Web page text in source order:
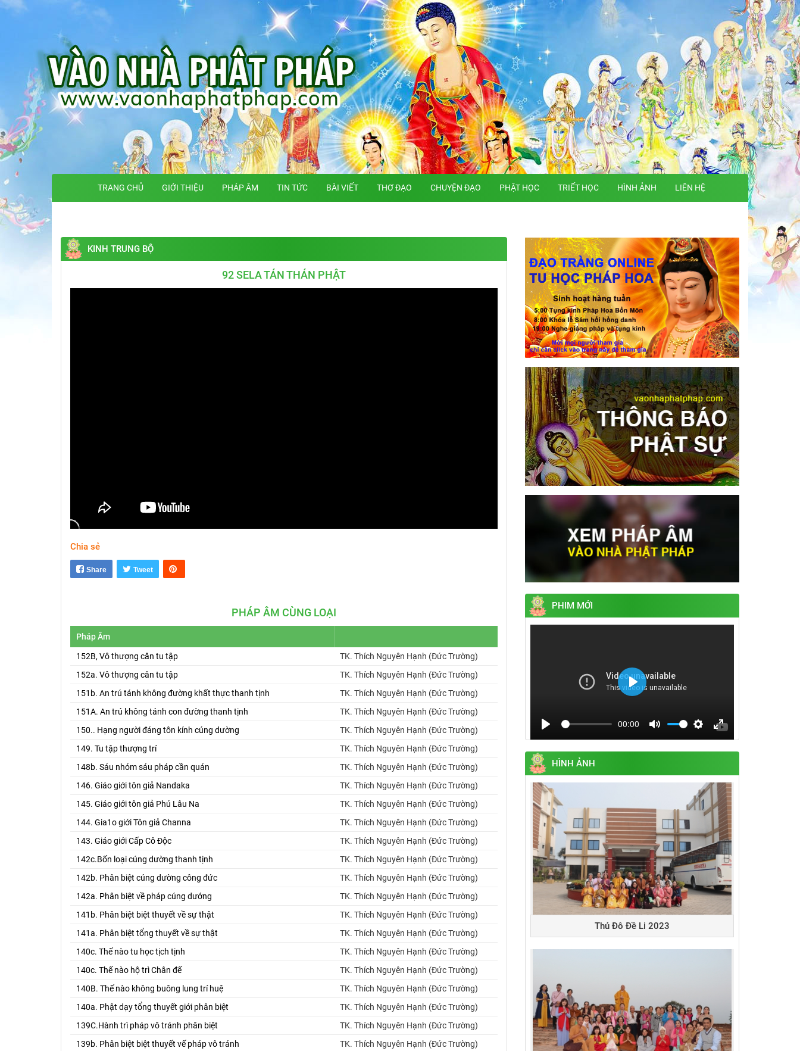
TRANG CHỦ GIỚI THIỆU PHÁP ÂM TIN TỨC BÀI VIẾT THƠ ĐẠO CHUYỆN ĐẠO PHẬT HỌC TRIẾT HỌC HÌNH ẢNH LIÊN HỆ
KINH TRUNG BỘ
92 SELA TÁN THÁN PHẬT
Chia sẻ
Share Tweet
PHÁP ÂM CÙNG LOẠI
Pháp Âm
152B, Vô thượng căn tu tập
TK. Thích Nguyên Hạnh (Đức Trường)
152a. Vô thượng căn tu tập
TK. Thích Nguyên Hạnh (Đức Trường)
151b. An trú tánh không đường khất thực thanh tịnh
TK. Thích Nguyên Hạnh (Đức Trường)
151A. An trú không tánh con đường thanh tịnh
TK. Thích Nguyên Hạnh (Đức Trường)
150.. Hạng người đáng tôn kính cúng dường
TK. Thích Nguyên Hạnh (Đức Trường)
149. Tu tập thượng trí
TK. Thích Nguyên Hạnh (Đức Trường)
148b. Sáu nhóm sáu pháp cần quán
TK. Thích Nguyên Hạnh (Đức Trường)
146. Giáo giới tôn giả Nandaka
TK. Thích Nguyên Hạnh (Đức Trường)
145. Giáo giới tôn giả Phú Lâu Na
TK. Thích Nguyên Hạnh (Đức Trường)
144. Gia1o giới Tôn giả Channa
TK. Thích Nguyên Hạnh (Đức Trường)
143. Giáo giới Cấp Cô Độc
TK. Thích Nguyên Hạnh (Đức Trường)
142c.Bốn loại cúng dường thanh tịnh
TK. Thích Nguyên Hạnh (Đức Trường)
142b. Phân biệt cúng dường công đức
TK. Thích Nguyên Hạnh (Đức Trường)
142a. Phân biệt về pháp cúng dướng
TK. Thích Nguyên Hạnh (Đức Trường)
141b. Phân biệt biệt thuyết về sự thật
TK. Thích Nguyên Hạnh (Đức Trường)
141a. Phân biệt tổng thuyết về sự thật
TK. Thích Nguyên Hạnh (Đức Trường)
140c. Thế nào tu học tịch tịnh
TK. Thích Nguyên Hạnh (Đức Trường)
140c. Thế nào hộ trì Chân đế
TK. Thích Nguyên Hạnh (Đức Trường)
140B. Thế nào không buông lung trí huệ
TK. Thích Nguyên Hạnh (Đức Trường)
140a. Phật dạy tổng thuyết giới phân biệt
TK. Thích Nguyên Hạnh (Đức Trường)
139C.Hành trì pháp vô tránh phân biệt
TK. Thích Nguyên Hạnh (Đức Trường)
139b. Phân biệt biệt thuyết vế pháp vô tránh
TK. Thích Nguyên Hạnh (Đức Trường)
PHIM MỚI
00:00
fullscreen
Play
HÌNH ẢNH
Thủ Đô Đề Li 2023